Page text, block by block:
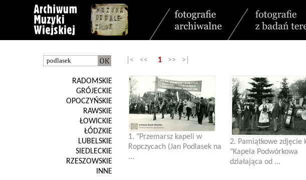
RADOMSKIE
GRÓJECKIE
OPOCZYŃSKIE
RAWSKIE
ŁOWICKIE
ŁÓDZKIE
LUBELSKIE
SIEDLECKIE
RZESZOWSKIE
INNE
|< << 1 >> >|
1. "Przemarsz kapeli w
Ropczycach (Jan Podlasek na
...
2. Pamiątkowe zdjęcie
"Kapela Podwórkowa
działająca od ...